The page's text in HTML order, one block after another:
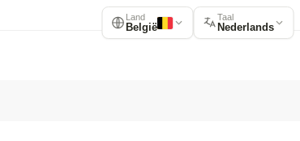
Land
België
Taal
Nederlands